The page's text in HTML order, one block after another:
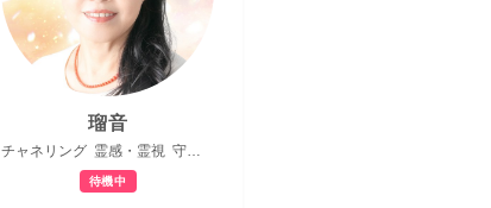
扉を開くお手伝いをさせていた
だけければ幸いです。
瑠音
チャネリング 霊感・霊視 守護霊対話
待機中